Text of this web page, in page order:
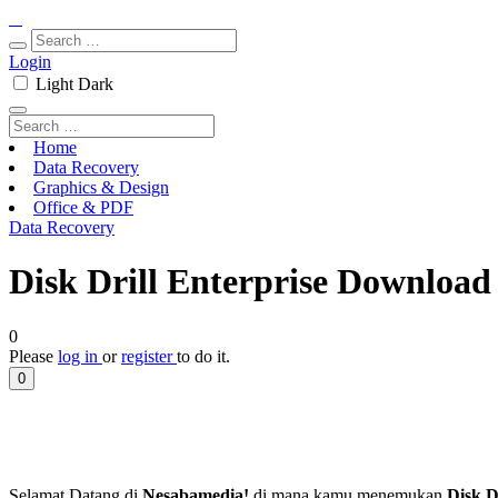
Login
Light Dark
Home
Data Recovery
Graphics & Design
Office & PDF
Data Recovery
Disk Drill Enterprise Download
0
Please log in orregisterto do it.
0